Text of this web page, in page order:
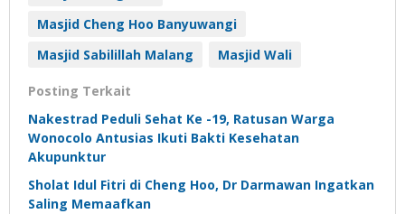
Masjid Cheng Hoo Banyuwangi
Masjid Sabilillah Malang
Masjid Wali
Posting Terkait
Nakestrad Peduli Sehat Ke -19, Ratusan Warga
Wonocolo Antusias Ikuti Bakti Kesehatan
Akupunktur
Sholat Idul Fitri di Cheng Hoo, Dr Darmawan Ingatkan
Saling Memaafkan